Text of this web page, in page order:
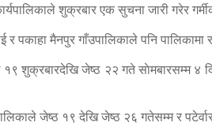
शुक्रबार एक सुचना जारी गरेर
र पकाहा मैनपुर गाँउपालिकाले पनि पालिकामा
१९ शुक्रबारदेखि जेष्ठ २२ गते साेमबारसम्म ४
जेष्ठ १९ देखि जेष्ठ २६ गतेसम्म र